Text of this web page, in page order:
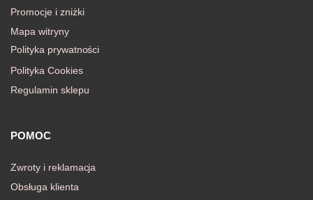
Promocje i zniżki
Mapa witryny
Polityka prywatności
Polityka Cookies
Regulamin sklepu
POMOC
Zwroty i reklamacja
Obsługa klienta